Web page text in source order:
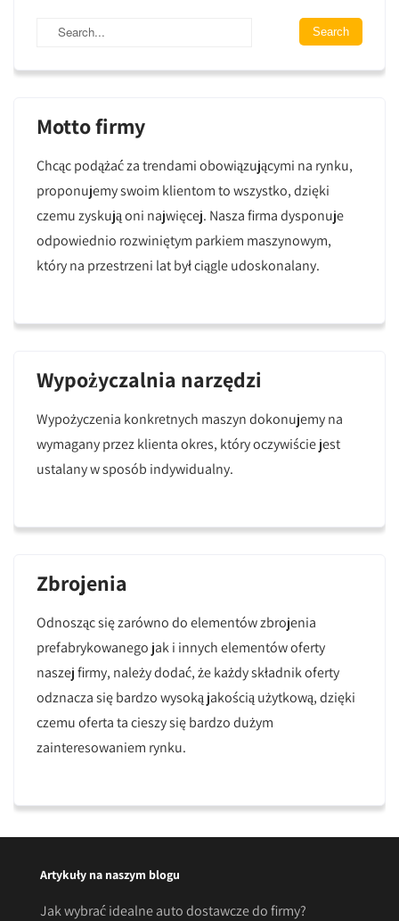
Motto firmy
Chcąc podążać za trendami obowiązującymi na rynku,
proponujemy swoim klientom to wszystko, dzięki
czemu zyskują oni najwięcej. Nasza firma dysponuje
odpowiednio rozwiniętym parkiem maszynowym,
który na przestrzeni lat był ciągle udoskonalany.
Wypożyczalnia narzędzi
Wypożyczenia konkretnych maszyn dokonujemy na
wymagany przez klienta okres, który oczywiście jest
ustalany w sposób indywidualny.
Zbrojenia
Odnosząc się zarówno do elementów zbrojenia
prefabrykowanego jak i innych elementów oferty
naszej firmy, należy dodać, że każdy składnik oferty
odznacza się bardzo wysoką jakością użytkową, dzięki
czemu oferta ta cieszy się bardzo dużym
zainteresowaniem rynku.
Artykuły na naszym blogu
Jak wybrać idealne auto dostawcze do firmy?